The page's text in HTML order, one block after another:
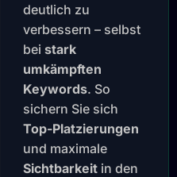
deutlich zu
verbessern – selbst
bei stark
umkämpften
Keywords. So
sichern Sie sich
Top-Platzierungen
und maximale
Sichtbarkeit in den